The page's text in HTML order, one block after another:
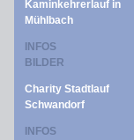
Kaminkehrerlauf in
Mühlbach
INFOS
BILDER
Charity Stadtlauf
Schwandorf
INFOS